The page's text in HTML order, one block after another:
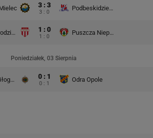
3 : 3
3 : 0
Podbeskidzie Bielsko-Biała
Pogoń Grodzisk Mazowiecki 1 : 0
1 : 0
Puszcza Niepołomice
Poniedziałek, 03 Sierpnia
Chrobry Głogów 0 : 1
0 : 1
Odra Opole